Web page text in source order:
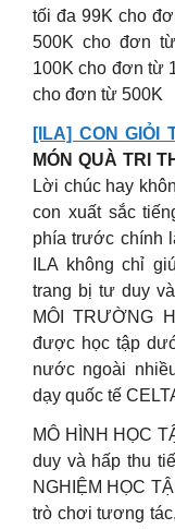
tối đa 99K cho
500K cho đơn
100K cho đơn từ
cho đơn từ 500K
[ILA] CON GIỎI
MÓN QUÀ TRI
Lời chúc hay
con xuất sắc
phía trước chính
ILA không chỉ
trang bị tư duy
MÔI TRƯỜNG
được học tập
nước ngoài
dạy quốc tế
MÔ HÌNH HỌC
duy và hấp thu
NGHIỆM HỌC
trò chơi tương